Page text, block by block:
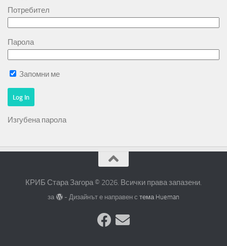
Потребител
Парола
Запомни ме
Изгубена парола
КРИБ Стара Загора © 2026. Всички права запазени.
за - Дизайнът е направен с тема Hueman